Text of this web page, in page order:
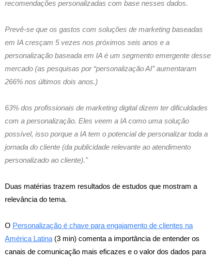
recomendações personalizadas com base nesses dados.
Prevê-se que os gastos com soluções de marketing baseadas
em IA cresçam 5 vezes nos próximos seis anos e a
personalização baseada em IA é um segmento emergente desse
mercado (as pesquisas por “personalização AI” aumentaram
266% nos últimos dois anos.)
63% dos profissionais de marketing digital dizem ter dificuldades
com a personalização. Eles veem a IA como uma solução
possível, isso porque a IA tem o potencial de personalizar toda a
jornada do cliente (da publicidade relevante ao atendimento
personalizado ao cliente)."
Duas matérias trazem resultados de estudos que mostram a
relevância do tema.
O Personalização é chave para engajamento de clientes na
América Latina (3 min) comenta a importância de entender os
canais de comunicação mais eficazes e o valor dos dados para